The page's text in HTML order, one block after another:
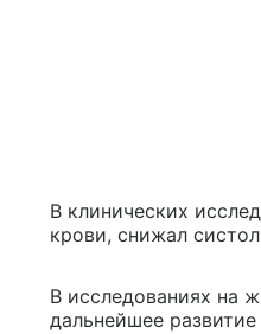
В клинических
крови, снижал
В исследованиях на
дальнейшее